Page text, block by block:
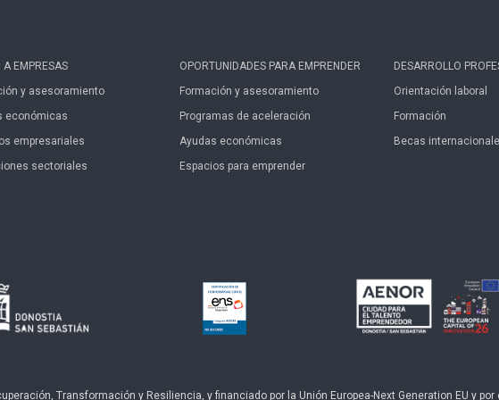
A EMPRESAS
y asesoramiento
económicas
empresariales
sectoriales
OPORTUNIDADES PARA EMPRENDER
Formación y asesoramiento
Programas de aceleración
Ayudas económicas
Espacios para emprender
DESARROLLO
Orientación laboral
Formación
Becas
Transformación y Resiliencia, y financiado por la Unión Europea-Next Generation EU y